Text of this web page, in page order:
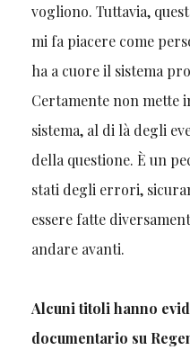
vogliono. Tuttavia,
mi fa piacere come
ha a cuore il sistema
Certamente non mette
sistema, al di là degli
della questione. È un
stati degli errori,
essere fatte
andare avanti.
Alcuni titoli hanno
documentario su